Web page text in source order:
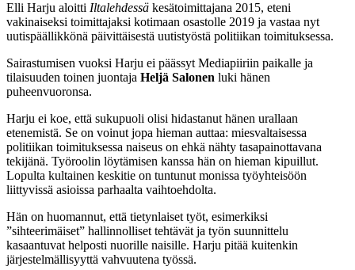
Elli Harju aloitti Iltalehdessä kesätoimittajana 2015, eteni
vakinaiseksi toimittajaksi kotimaan osastolle 2019 ja vastaa nyt
uutispäällikkönä päivittäisestä uutistyöstä politiikan toimituksessa.
Sairastumisen vuoksi Harju ei päässyt Mediapiiriin paikalle ja
tilaisuuden toinen juontaja Heljä Salonen luki hänen
puheenvuoronsa.
Harju ei koe, että sukupuoli olisi hidastanut hänen urallaan
etenemistä. Se on voinut jopa hieman auttaa: miesvaltaisessa
politiikan toimituksessa naiseus on ehkä nähty tasapainottavana
tekijänä. Työroolin löytämisen kanssa hän on hieman kipuillut.
Lopulta kultainen keskitie on tuntunut monissa työyhteisöön
liittyvissä asioissa parhaalta vaihtoehdolta.
Hän on huomannut, että tietynlaiset työt, esimerkiksi
”sihteerimäiset” hallinnolliset tehtävät ja työn suunnittelu
kasaantuvat helposti nuorille naisille. Harju pitää kuitenkin
järjestelmällisyyttä vahvuutena työssä.